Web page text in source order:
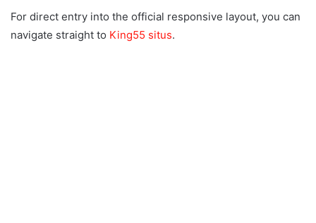
For direct entry into the official responsive layout, you can
navigate straight to King55 situs.